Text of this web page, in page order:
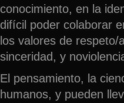
conocimiento, en la
difícil poder colaborar
los valores de
sinceridad, y
El pensamiento, la
humanos, y pueden